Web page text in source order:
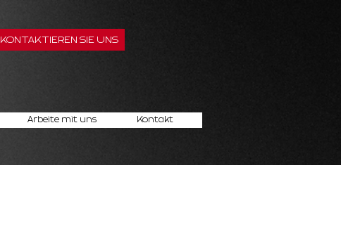
KONTAKTIEREN SIE UNS
Arbeite mit uns Kontakt